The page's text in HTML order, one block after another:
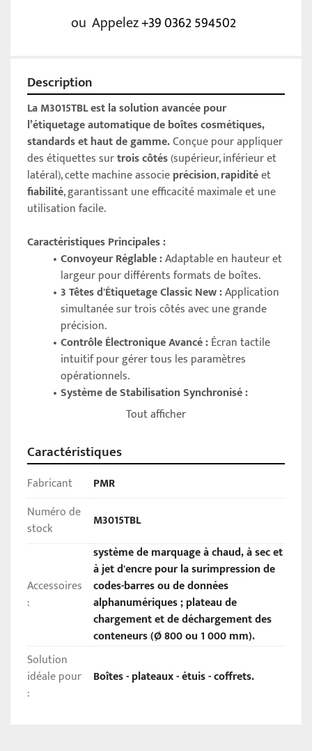
ou Appelez+39 0362 594502
Description
La M3015TBL est la solution avancée pour
l’étiquetage automatique de boîtes cosmétiques,
standards et haut de gamme. Conçue pour appliquer
des étiquettes sur trois côtés (supérieur, inférieur et
latéral), cette machine associe précision, rapidité
fiabilité, garantissant une efficacité maximale et une
utilisation facile.
Caractéristiques Principales :
Convoyeur Réglable : Adaptable en hauteur et
largeur pour différents formats de boîtes.
3 Têtes d'Étiquetage Classic New : Application
simultanée sur trois côtés avec une grande
précision.
Contrôle Électronique Avancé : Écran tactile
intuitif pour gérer tous les paramètres
opérationnels.
Système de Stabilisation Synchronisé :
Rouleaux supérieurs et latéraux pour un
Détection Automatique :
synchroniser parfaitement produits et
étiquettes.
La M3015TBL
atteignant une vitesse de production jusqu'à
pièces par minute, idéale pour les grandes séries.
Compatible avec les normes Industrie 4.0, elle peut
être intégrée à des systèmes numériques avancés
pour un suivi continu de la ligne, garantissant un
contrôle optimal des processus.
Cette machine est conçue pour être extrêmement
simple à entretenir, minimisant les arrêts et
maximisant l’efficacité opérationnelle. Sa grande
adaptabilité
Tout afficher
Caractéristiques
Fabricant
PMR
Numéro de
stock
M3015TBL
Accessoires
:
système de marquage à chaud, à sec et
à jet d'encre pour la surimpression de
codes-barres ou de données
alphanumériques ; plateau de
chargement et de déchargement des
conteneurs (Ø 800 ou 1 000 mm).
Solution
idéale pour
:
Boîtes - plateaux - étuis - coffrets.